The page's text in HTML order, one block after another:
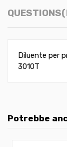
Diluente per
3010T
Potrebbe